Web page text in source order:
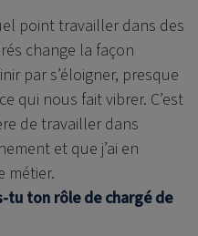
point travailler dans des
change la façon
par s’éloigner, presque
qui nous fait vibrer. C’est
de travailler dans
et que j’ai en
métier.
tu ton rôle de chargé de